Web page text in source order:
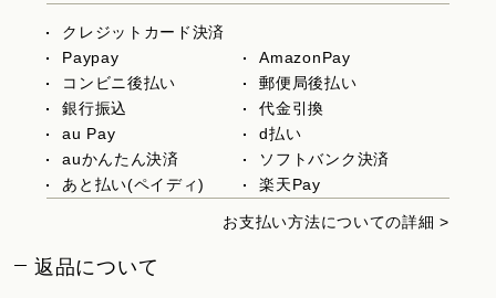
クレジットカード決済
Paypay
AmazonPay
コンビニ後払い
郵便局後払い
銀行振込
代金引換
au Pay
d払い
auかんたん決済
ソフトバンク決済
あと払い(ペイディ)
楽天Pay
お支払い方法についての詳細 >
返品について